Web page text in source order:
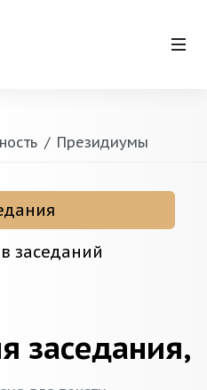
Президиумы
заседаний
заседания,